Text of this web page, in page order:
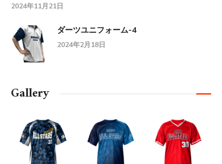
2024年11月21日
ダーツユニフォーム-4
2024年2月18日
Gallery